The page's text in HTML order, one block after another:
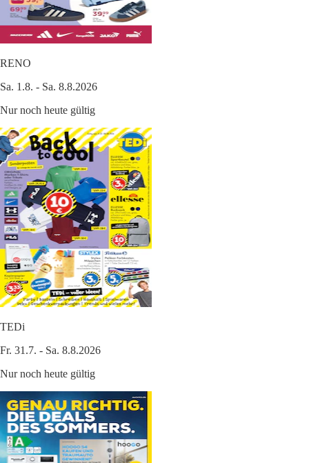
RENO
Sa. 1.8. - Sa. 8.8.2026
Nur noch heute gültig
TEDi
Fr. 31.7. - Sa. 8.8.2026
Nur noch heute gültig